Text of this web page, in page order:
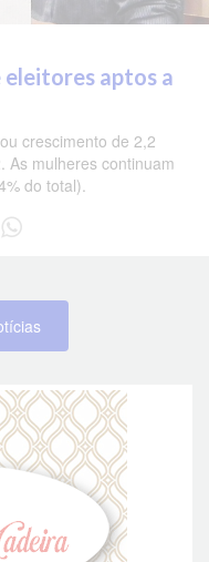
eleitores aptos a
crescimento de 2,2
As mulheres continuam
do total).